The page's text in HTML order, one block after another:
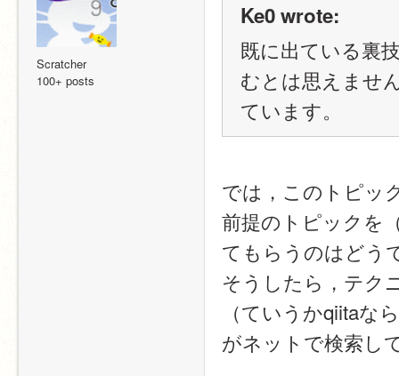
Scratcher
100+ posts
Ke0 wrote:
既に出ている裏
むとは思えませ
ています。
では，このトピッ
前提のトピックを
てもらうのはどう
そうしたら，テク
（ていうかqiitaな
がネットで検索し